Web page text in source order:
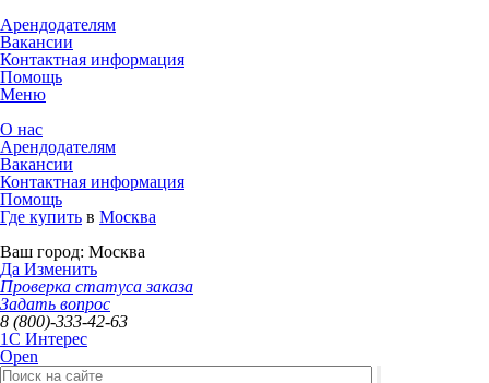
Арендодателям
Вакансии
Контактная информация
Помощь
Меню
О нас
Арендодателям
Вакансии
Контактная информация
Помощь
Где купить в Москва
Ваш город: Москва
Да Изменить
Проверка статуса заказа
Задать вопрос
8 (800)-333-42-63
1C Интерес
Open